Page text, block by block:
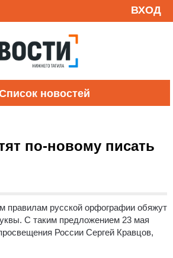
ВХОД
новостей
по-новому писать
правилам русской орфографии обяжут
С таким предложением 23 мая
России Сергей Кравцов,